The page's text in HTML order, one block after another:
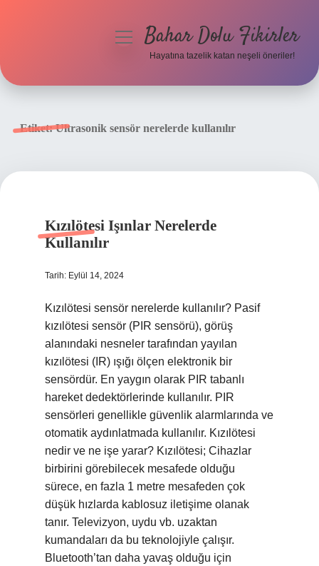
menüyüBahar Dolu Fikirler
Hayatına tazelik katan neşeli öneriler!
Etiket:Ultrasonik sensör nerelerde kullanılır
Kızılötesi Işınlar Nerelerde
Kullanılır
Tarih: Eylül 14, 2024
Kızılötesi sensör nerelerde kullanılır? Pasif
kızılötesi sensör (PIR sensörü), görüş
alanındaki nesneler tarafından yayılan
kızılötesi (IR) ışığı ölçen elektronik bir
sensördür. En yaygın olarak PIR tabanlı
hareket dedektörlerinde kullanılır. PIR
sensörleri genellikle güvenlik alarmlarında ve
otomatik aydınlatmada kullanılır. Kızılötesi
nedir ve ne işe yarar? Kızılötesi; Cihazlar
birbirini görebilecek mesafede olduğu
sürece, en fazla 1 metre mesafeden çok
düşük hızlarda kablosuz iletişime olanak
tanır. Televizyon, uydu vb. uzaktan
kumandaları da bu teknolojiyle çalışır.
Bluetooth’tan daha yavaş olduğu için